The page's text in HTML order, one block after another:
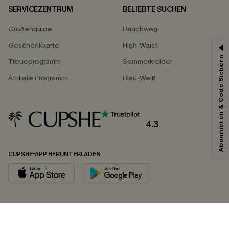
SERVICEZENTRUM
Größenguide
Geschenkkarte
Treueprogramm
Affiliate Programm
BELIEBTE SUCHEN
Bauchweg
High-Waist
Sommerkleider
Blau-Weiß
4.3
CUPSHE-APP HERUNTERLADEN
Abonnieren & Code Sichern